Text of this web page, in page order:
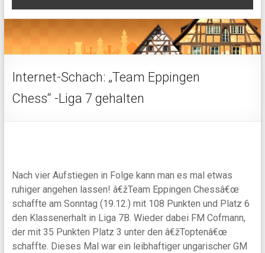
Internet-Schach: „Team Eppingen
Chess“ -Liga 7 gehalten
Nach vier Aufstiegen in Folge kann man es mal etwas
ruhiger angehen lassen! â€žTeam Eppingen Chessâ€œ
schaffte am Sonntag (19.12.) mit 108 Punkten und Platz 6
den Klassenerhalt in Liga 7B. Wieder dabei FM Cofmann,
der mit 35 Punkten Platz 3 unter den â€žToptenâ€œ
schaffte. Dieses Mal war ein leibhaftiger ungarischer GM